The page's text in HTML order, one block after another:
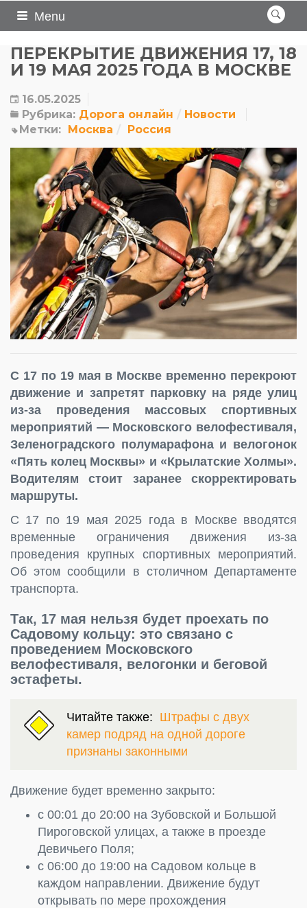
Menu
ПЕРЕКРЫТИЕ ДВИЖЕНИЯ 17, 18
И 19 МАЯ 2025 ГОДА В МОСКВЕ
16.05.2025
Рубрика: Дорога онлайн
Новости
Метки: Москва Россия
С 17 по 19 мая в Москве временно перекроют
движение и запретят парковку на ряде улиц
из-за проведения массовых спортивных
мероприятий — Московского велофестиваля,
Зеленоградского полумарафона и велогонок
«Пять колец Москвы» и «Крылатские Холмы».
Водителям стоит заранее скорректировать
маршруты.
С 17 по 19 мая 2025 года в Москве вводятся
временные ограничения движения из-за
проведения крупных спортивных мероприятий.
Об этом сообщили в столичном Департаменте
транспорта.
Так, 17 мая нельзя будет проехать по
Садовому кольцу: это связано с
проведением Московского
велофестиваля, велогонки и беговой
эстафеты.
Читайте также: Штрафы с двух
камер подряд на одной дороге
признаны законными
Движение будет временно закрыто:
с 00:01 до 20:00 на Зубовской и Большой
Пироговской улицах, а также в проезде
Девичьего Поля;
с 06:00 до 19:00 на Садовом кольце в
каждом направлении. Движение будут
открывать по мере прохождения